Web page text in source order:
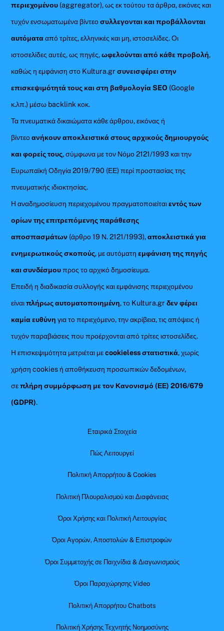
περιεχομένου (aggregator), ως εκ τούτου τα άρθρα, εικόνες και
τυχόν ενσωματωμένα βίντεοσυλλεγονται και προβάλλονται
αυτόματααπό τρίτες, ελληνικές και μη, ιστοσελίδες. Οι
ιστοσελίδες αυτές, ως πηγές,ωφελούνται από κάθε προβολή,
καθώς η εμφάνιση στο Kultura.gr συνεισφέρει στην
επισκεψιμότητά τους και στη βαθμολογία SEO (Google
κ.λπ.) μέσω backlink κοκ.
Τα πνευματικά δικαιώματα κάθε άρθρου, εικόνας ή
βίντεοανήκουν αποκλειστικά στους αρχικούς δημιουργούς
και φορείς τους, σύμφωνα με τον Νόμο 2121/1993 και την
Ευρωπαϊκή Οδηγία 2019/790 (ΕΕ) περί προστασίας της
πνευματικής ιδιοκτησίας.
Η αναδημοσίευση περιεχομένου πραγματοποιείταιεντός των
ορίων της επιτρεπόμενης παράθεσης
αποσπασμάτων (άρθρο 19 Ν. 2121/1993),αποκλειστικά για
ενημερωτικούς σκοπούς, με αυτόματηεμφάνιση της πηγής
και συνδέσμουπρος το αρχικό δημοσίευμα.
Επειδή η διαδικασία συλλογής και εμφάνισης περιεχομένου
είναιπλήρως αυτοματοποιημένη, το Kultura.grδεν φέρει
καμία ευθύνη για το περιεχόμενο, την ακρίβεια, τις απόψεις ή
τυχόν παραβιάσεις που προέρχονται από τρίτες ιστοσελίδες.
Η επισκεψιμότητα μετριέται μεcookieless στατιστικά, χωρίς
χρήση cookies ή αποθήκευση προσωπικών δεδομένων,
σεπλήρη συμμόρφωση με τον Κανονισμό (ΕΕ) 2016/679
(GDPR).
Εταιρικά Στοιχεία
Πώς Λειτουργεί
Πολιτική Απορρήτου & Cookies
Πολιτική Πλουραλισμού και Διαφάνειας
Όροι Χρήσης και Πολιτική Λειτουργίας
Όροι Αγορών, Αποστολών & Επιστροφών
Όροι Συμμετοχής σε Παιχνίδια & Διαγωνισμούς
Όροι Παραχώρησης Video
Πολιτική Απορρήτου Chatbots
Πολιτική Χρήσης Τεχνητής Νοημοσύνης